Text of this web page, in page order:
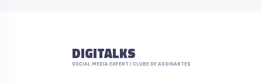
DIGITALKS
SOCIAL MEDIA EXPERT | CLUBE DE ASSINANTES